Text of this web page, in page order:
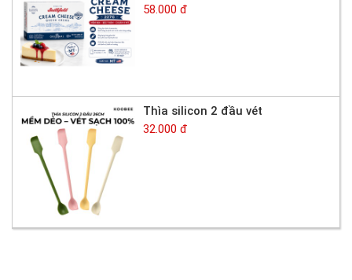
58.000 đ
Thìa silicon 2 đầu vét
32.000 đ